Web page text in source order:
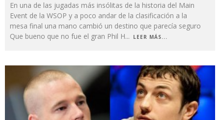
En una de las jugadas más insólitas de la historia del Main
Event de la WSOP y a poco andar de la clasificación a la
mesa final una mano cambió un destino que parecía seguro
Que bueno que no fue el gran Phil H... LEER MÁS...